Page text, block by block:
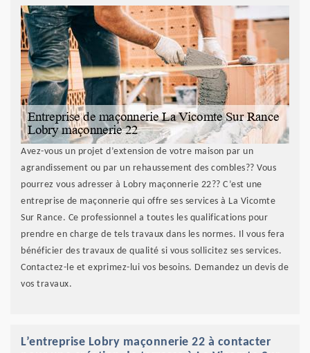
Avez-vous un projet d’extension de votre maison par un
agrandissement ou par un rehaussement des combles?? Vous
pourrez vous adresser à Lobry maçonnerie 22?? C’est une
entreprise de maçonnerie qui offre ses services à La Vicomte
Sur Rance. Ce professionnel a toutes les qualifications pour
prendre en charge de tels travaux dans les normes. Il vous fera
bénéficier des travaux de qualité si vous sollicitez ses services.
Contactez-le et exprimez-lui vos besoins. Demandez un devis de
vos travaux.
L’entreprise Lobry maçonnerie 22 à contacter